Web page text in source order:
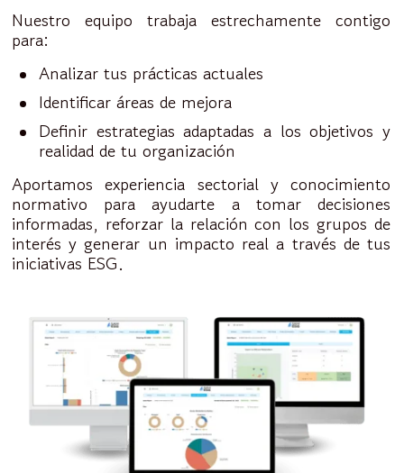
Nuestro equipo trabaja estrechamente contigo
para:
Analizar tus prácticas actuales
Identificar áreas de mejora
Definir estrategias adaptadas a los objetivos y
realidad de tu organización
Aportamos experiencia sectorial y conocimiento
normativo para ayudarte a tomar decisiones
informadas, reforzar la relación con los grupos de
interés y generar un impacto real a través de tus
iniciativas ESG.